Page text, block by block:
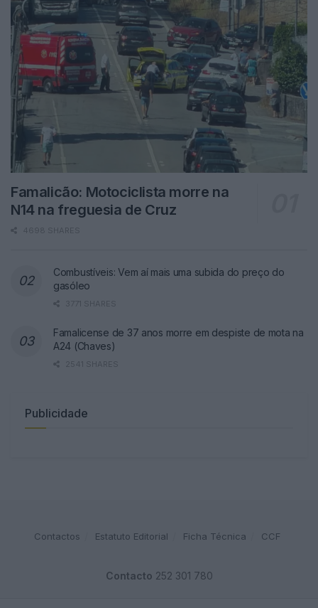
Famalicão: Motociclista morre na
N14 na freguesia de Cruz
4698 SHARES
Combustíveis: Vem aí mais uma subida do preço do
gasóleo
3771 SHARES
Famalicense de 37 anos morre em despiste de mota na
A24 (Chaves)
2541 SHARES
Publicidade
Contactos Estatuto Editorial Ficha Técnica CCF
Contacto 252 301 780